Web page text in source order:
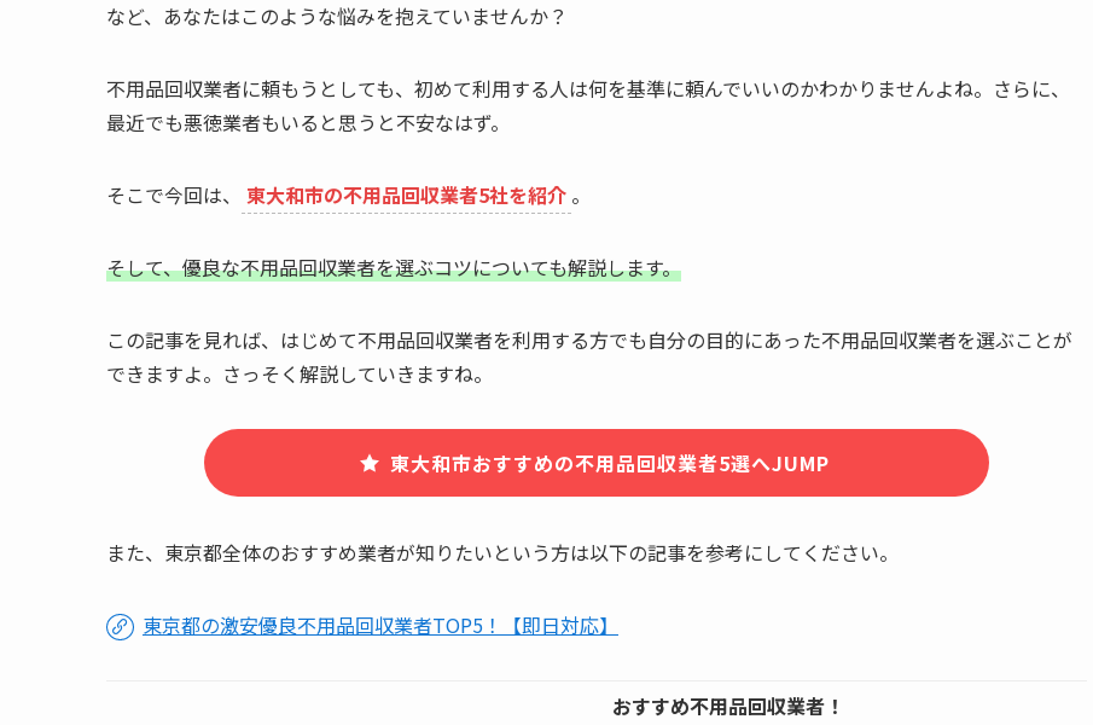
など、あなたはこのような悩みを抱えていませんか？
不用品回収業者に頼もうとしても、初めて利用する人は何を基準に頼んでいいのかわかりませんよね。さらに、
最近でも悪徳業者もいると思うと不安なはず。
そこで今回は、 東大和市の不用品回収業者5社を紹介 。
そして、優良な不用品回収業者を選ぶコツについても解説します。
この記事を見れば、はじめて不用品回収業者を利用する方でも自分の目的にあった不用品回収業者を選ぶことが
できますよ。さっそく解説していきますね。
東大和市おすすめの不用品回収業者5選へJUMP
また、東京都全体のおすすめ業者が知りたいという方は以下の記事を参考にしてください。
東京都の激安優良不用品回収業者TOP5！【即日対応】
おすすめ不用品回収業者！